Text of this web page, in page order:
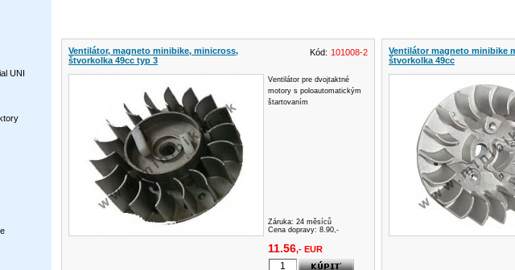
UNI
Ventilátor, magneto minibike, minicross,
štvorkolka 49cc typ 3
Kód: 101008-2
Ventilátor pre dvojtaktné
motory s poloautomatickým
štartovaním
Záruka: 24 měsíců
Cena dopravy: 8.90,-
11.56,- EUR
Ventilátor magneto minibike
štvorkolka 49cc